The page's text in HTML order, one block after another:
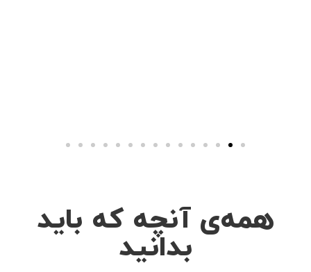
همه‌ی آنچه که باید
بدانید